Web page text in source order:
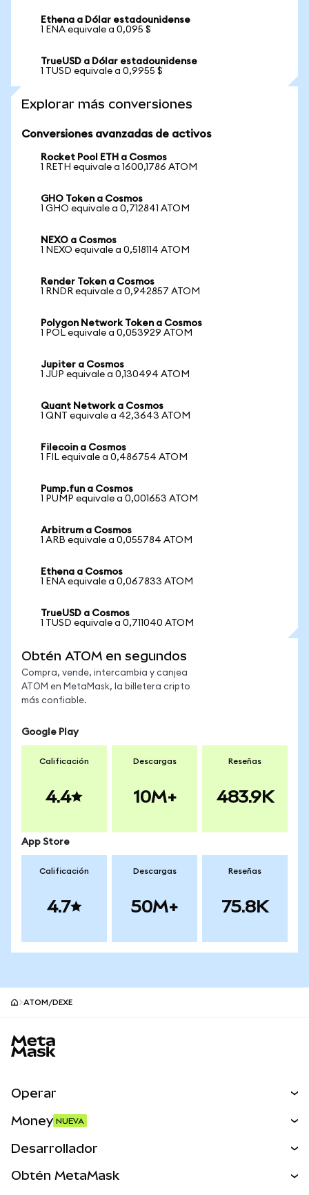
Ethena a Dólar estadounidense
1 ENA equivale a 0,095 $
TrueUSD a Dólar estadounidense
1 TUSD equivale a 0,9955 $
Explorar más conversiones
Conversiones avanzadas de activos
Rocket Pool ETH a Cosmos
1 RETH equivale a 1600,1786 ATOM
GHO Token a Cosmos
1 GHO equivale a 0,712841 ATOM
NEXO a Cosmos
1 NEXO equivale a 0,518114 ATOM
Render Token a Cosmos
1 RNDR equivale a 0,942857 ATOM
Polygon Network Token a Cosmos
1 POL equivale a 0,053929 ATOM
Jupiter a Cosmos
1 JUP equivale a 0,130494 ATOM
Quant Network a Cosmos
1 QNT equivale a 42,3643 ATOM
Filecoin a Cosmos
1 FIL equivale a 0,486754 ATOM
Pump.fun a Cosmos
1 PUMP equivale a 0,001653 ATOM
Arbitrum a Cosmos
1 ARB equivale a 0,055784 ATOM
Ethena a Cosmos
1 ENA equivale a 0,067833 ATOM
TrueUSD a Cosmos
1 TUSD equivale a 0,711040 ATOM
Obtén ATOM en segundos
Compra, vende, intercambia y canjea
ATOM en MetaMask, la billetera cripto
más confiable.
Google Play
Calificación
4.4
Descargas
10M+
Reseñas
483.9K
App Store
Calificación
4.7
Descargas
50M+
Reseñas
75.8K
ATOM/DEXE
Operar
Activos del mundo real
Money NUEVA
Desarrollador
Obtén MetaMask